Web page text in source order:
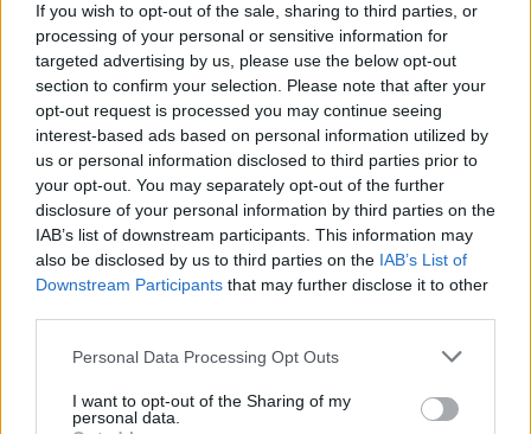
If you wish to opt-out of the sale, sharing to third parties, or
processing of your personal or sensitive information for
targeted advertising by us, please use the below opt-out
section to confirm your selection. Please note that after your
opt-out request is processed you may continue seeing
interest-based ads based on personal information utilized by
us or personal information disclosed to third parties prior to
your opt-out. You may separately opt-out of the further
disclosure of your personal information by third parties on the
IAB’s list of downstream participants. This information may
also be disclosed by us to third parties on the IAB’s List of
Downstream Participants that may further disclose it to other
Please note that this website/app uses one or more Google
not limited to your visit or usage behaviour. You may click to
grant or deny consent to Google and its third-party tags to
Personal Data Processing Opt Outs
I want to opt-out of the Sharing of my
personal data.
combatte da anni: già in passato aveva proposto di
devolvere la cifra alle famiglie dei morti sul lavoro.
Ciò in attesa di una soluzione definitiva, che però
non è mai arrivata. Che l’intervento del governo di
centrodestra possa aiutarlo ad averla vinta? Staremo
a vedere.
Precedente
Concertone
Capodanno Roma,
dopo la pandemia
il maxi evento
Successiva
Meteo Roma, finita
la tregua, il
weekend sarà
pioggia